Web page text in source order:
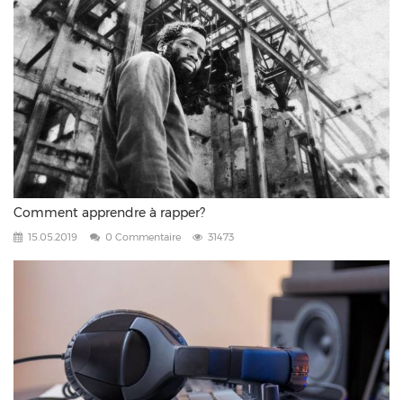
Comment apprendre à rapper?
15.05.2019 0 Commentaire 31473